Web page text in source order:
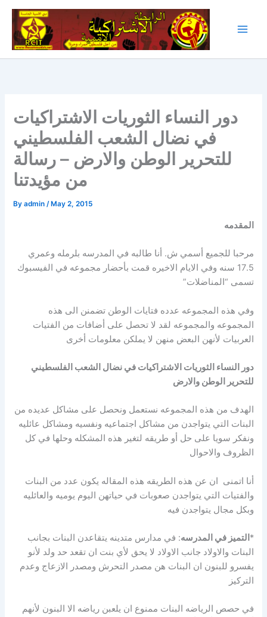
Skip
content
دور النساء الثوريات الاشتراكيات
في نضال الشعب الفلسطيني
للتحرير الوطن والارض – رسالة
من مؤيدتنا
Byadmin/ May 2, 2015
المقدمه
مرحبا للجميع أسمي ش. أنا طالبه في المدرسه بلرمله وعمري
17.5 سنه وفي الايام الاخيره قمت بأحضار مجموعه في الفيسبوك
تسمى “المناضلات”
وفي هذه المجموعه عدده فتايات الوطن تضمنن الى هذه
المجموعه والمجموعه لقد لا تحصل على أضافات من الفتيات
العربيات لأنهن البعض منهن لا يملكن معلومات أخرى
دور النساء الثوريات الاشتراكيات في نضال الشعب الفلسطيني
للتحرير الوطن والارض
الهدف من هذه المجموعه نستعمل ونحصل على مشاكل عديده من
البنات التي يتواجدن من مشاكل اجتماعيه ونفسيه ومشاكل عائليه
ونفكر سويا على حل أو طريقه لتغير هذه المشكله وحلها في كل
الظروف والاحوال
أنا اتمنى ان عن هذه الطريقه هذه المقاله يكون عدد من البنات
والفتيات التي يتواجدن صعوبات في حياتهن اليوم يوميه والعائليه
وبكل مجال يتواجدن فيه
* التميز في المدرسه: في مدارس متدينه يتقاعدن البنات بجانب
البنات والاولاد جانب الاولاد لا يحق لأي بنت ان تقعد حد ولد لأنو
يفسرو للبنون ان البنات هن مصدر التحرش ومصدر الازعاج وعدم
التركيز
في حصص الرياضه البنات ممنوع ان يلعبن رياضه الا البنون لأنهم